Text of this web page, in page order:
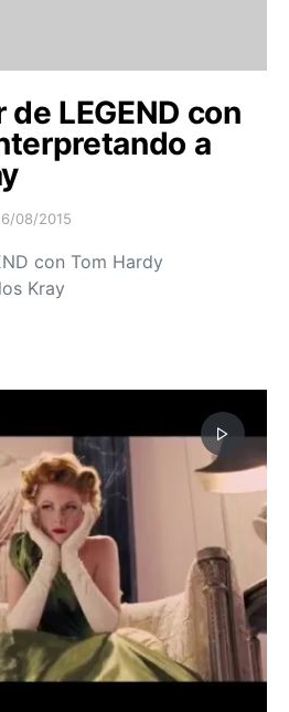
LEGEND con
a
08/2015
con Tom Hardy
Kray